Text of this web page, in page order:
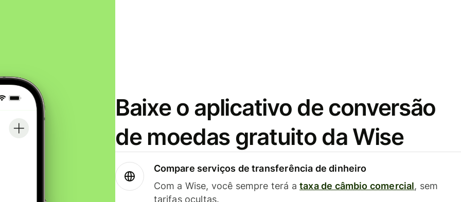
Baixe o aplicativo de conversão
de moedas gratuito da Wise
Compare serviços de transferência de dinheiro
Com a Wise, você sempre terá ataxa de câmbio comercial, sem
tarifas ocultas.